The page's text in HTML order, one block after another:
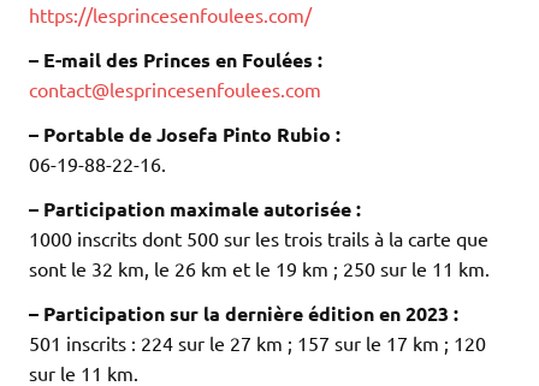
https://lesprincesenfoulees.com/
– E-mail des Princes en Foulées :
contact@lesprincesenfoulees.com
– Portable de Josefa Pinto Rubio :
06-19-88-22-16.
– Participation maximale autorisée :
1000 inscrits dont 500 sur les trois trails à la carte que
sont le 32 km, le 26 km et le 19 km ; 250 sur le 11 km.
– Participation sur la dernière édition en 2023 :
501 inscrits : 224 sur le 27 km ; 157 sur le 17 km ; 120
sur le 11 km.